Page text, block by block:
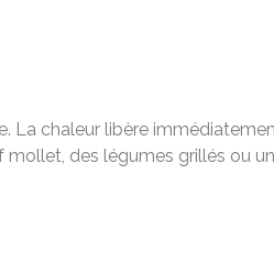
La chaleur libère
des légumes grillés ou